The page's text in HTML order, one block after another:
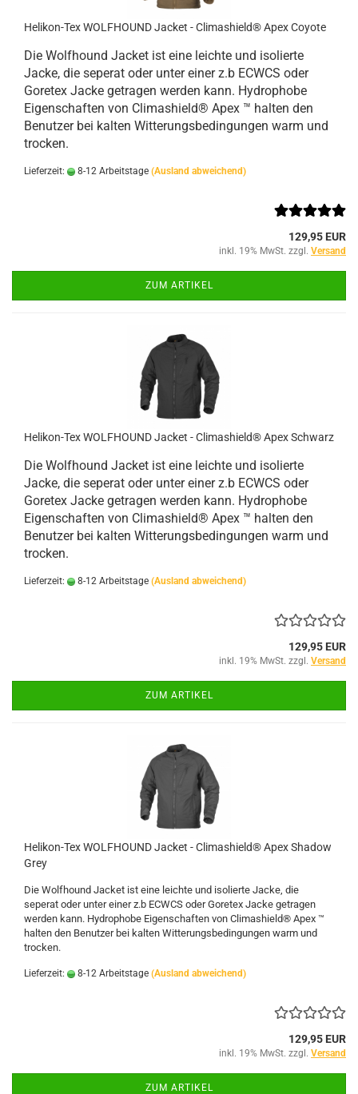
Helikon-Tex WOLFHOUND Jacket - Climashield® Apex Coyote
Die Wolfhound Jacket ist eine leichte und isolierte
Jacke, die seperat oder unter einer z.b ECWCS oder
Goretex Jacke getragen werden kann. Hydrophobe
Eigenschaften von Climashield® Apex ™ halten den
Benutzer bei kalten Witterungsbedingungen warm und
trocken.
Lieferzeit: 8-12 Arbeitstage (Ausland abweichend)
129,95 EUR
inkl. 19% MwSt. zzgl. Versand
ZUM ARTIKEL
Helikon-Tex WOLFHOUND Jacket - Climashield® Apex Schwarz
Die Wolfhound Jacket ist eine leichte und isolierte
Jacke, die seperat oder unter einer z.b ECWCS oder
Goretex Jacke getragen werden kann. Hydrophobe
Eigenschaften von Climashield® Apex ™ halten den
Benutzer bei kalten Witterungsbedingungen warm und
trocken.
Lieferzeit: 8-12 Arbeitstage (Ausland abweichend)
129,95 EUR
inkl. 19% MwSt. zzgl. Versand
ZUM ARTIKEL
Helikon-Tex WOLFHOUND Jacket - Climashield® Apex Shadow
Grey
Die Wolfhound Jacket ist eine leichte und isolierte Jacke, die
seperat oder unter einer z.b ECWCS oder Goretex Jacke getragen
werden kann. Hydrophobe Eigenschaften von Climashield® Apex ™
halten den Benutzer bei kalten Witterungsbedingungen warm und
trocken.
Lieferzeit: 8-12 Arbeitstage (Ausland abweichend)
129,95 EUR
inkl. 19% MwSt. zzgl. Versand
ZUM ARTIKEL